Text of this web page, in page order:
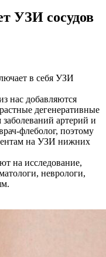
УЗИ сосудов
в себя УЗИ
нас добавляются
дегенеративные
артерий и
флеболог, поэтому
на УЗИ нижних
на исследование,
неврологи,